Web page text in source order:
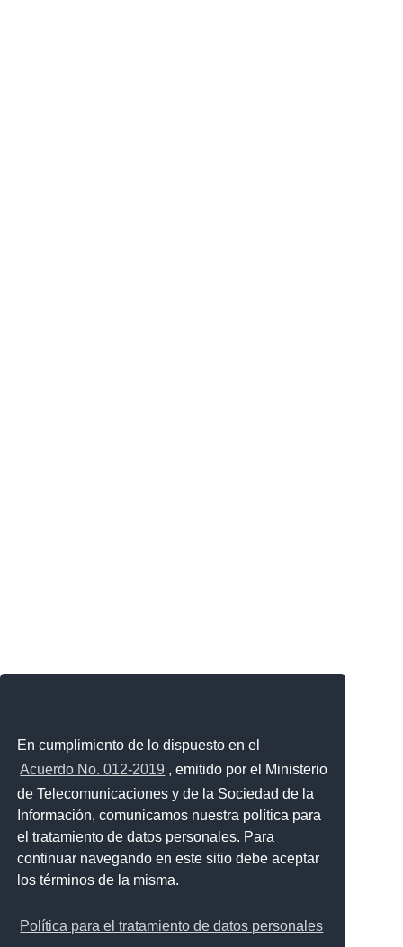
En cumplimiento de lo dispuesto en el
Acuerdo No. 012-2019 , emitido por el Ministerio
de Telecomunicaciones y de la Sociedad de la
Información, comunicamos nuestra política para
el tratamiento de datos personales. Para
continuar navegando en este sitio debe aceptar
los términos de la misma.
Política para el tratamiento de datos personales